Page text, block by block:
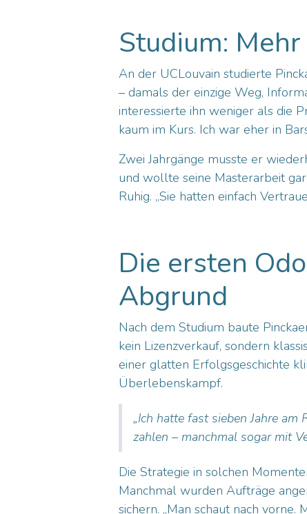
Studium:
An der UCLouvain studierte
– damals der einzige Weg,
interessierte ihn weniger als die
kaum im Kurs. Ich war eher in
Zwei Jahrgänge musste er
und wollte seine Masterarbeit
Ruhig. „Sie hatten einfach
Die ersten
Abgrund
Nach dem Studium baute
kein Lizenzverkauf, sondern
einer glatten Erfolgsgeschichte
Überlebenskampf.
„Ich hatte fast sieben Jahre am
zahlen – manchmal sogar mit
Die Strategie in solchen
Manchmal wurden Aufträge
sichern. „Man schaut nach